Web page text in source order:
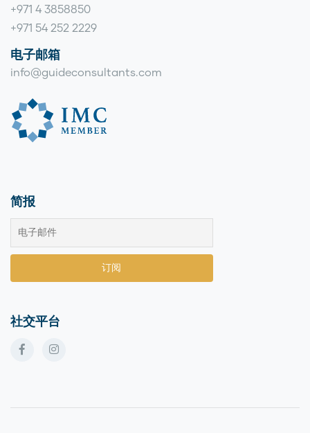
+971 4 3858850
+971 54 252 2229
电子邮箱
info@guideconsultants.com
简报
社交平台